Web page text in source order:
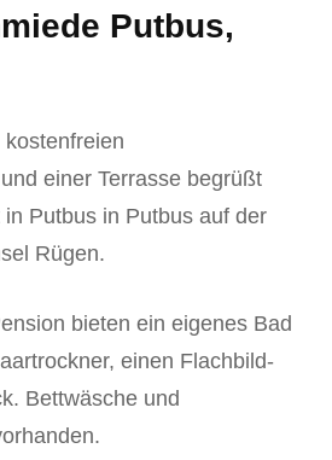
Putbus,
einer Terrasse begrüßt
Putbus in Putbus auf der
Rügen.
bieten ein eigenes Bad
einen Flachbild-
Bettwäsche und